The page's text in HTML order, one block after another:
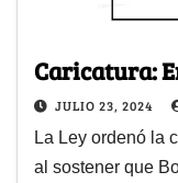
Caricatura:
JULIO 23, 2024
La Ley ordenó la
al sostener que